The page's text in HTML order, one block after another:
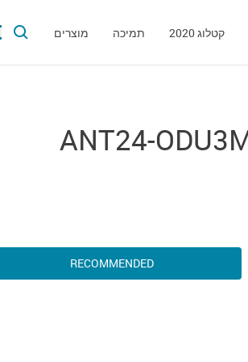
קטלוג 2020 תמיכה מוצרים
ANT24-
RECOMMENDED